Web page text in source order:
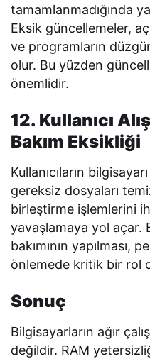
tamamlanmadığında
Eksik güncellemeler,
ve programların
olur. Bu yüzden
önemlidir.
12. Kullanıcı
Bakım Eksikliği
Kullanıcıların
gereksiz dosyaları
birleştirme işlemlerini
yavaşlamaya yol açar.
bakımının yapılması,
önlemede kritik bir rol
Sonuç
Bilgisayarların ağır
değildir. RAM